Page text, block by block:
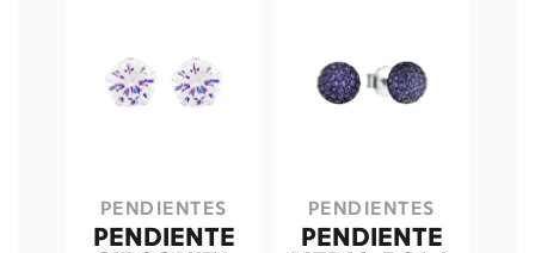
PENDIENTES
PENDIENTE
PENDIENTES
PENDIENTE